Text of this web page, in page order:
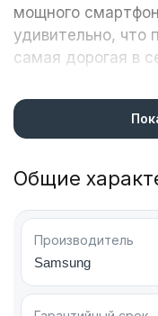
мощного
удивительно, что
самая дорогая в
постоянной
Вряд ли кого-
хранилище.
свою передовую
внешний вид
Общие
Производитель
Samsung